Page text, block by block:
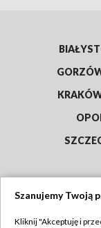
Szanujemy Twoją
Kliknij "Akceptuję i